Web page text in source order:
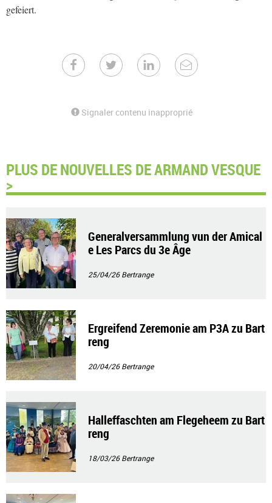
gefeiert.
Signaler contenu inapproprié
PLUS DE NOUVELLES DE ARMAND VESQUE
>
Generalversammlung vun der Amical
e Les Parcs du 3e Âge
25/04/26Bertrange
Ergreifend Zeremonie am P3A zu Bart
reng
20/04/26Bertrange
Halleffaschten am Flegeheem zu Bart
reng
18/03/26Bertrange